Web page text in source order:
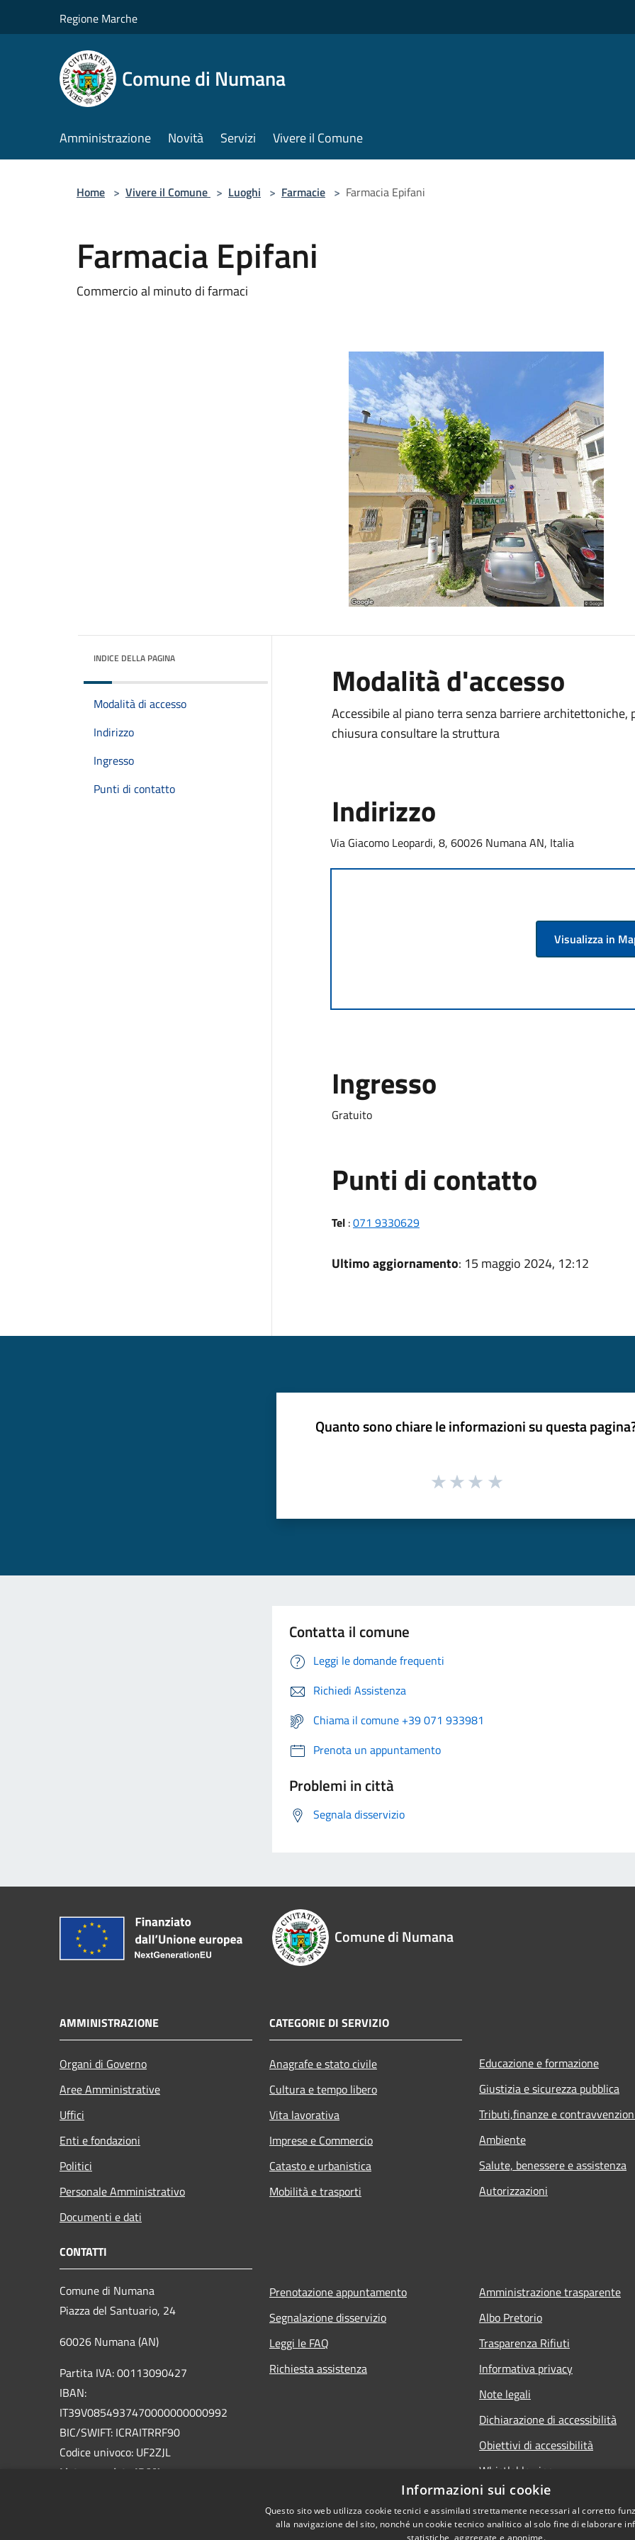
Regione Marche
Comune di Numana
Amministrazione Novità Servizi Vivere il Comune
Home > Vivere il Comune > Luoghi > Farmacie > Farmacia Epifani
Farmacia Epifani
Commercio al minuto di farmaci
INDICE DELLA PAGINA
Modalità di accesso
Indirizzo
Ingresso
Punti di contatto
Modalità d'accesso
Accessibile al piano terra senza barriere
chiusura consultare la struttura
Indirizzo
Via Giacomo Leopardi, 8, 60026 Numana AN, Italia
Visualizza in
Ingresso
Gratuito
Punti di contatto
Tel:071 9330629
Ultimo aggiornamento: 15 maggio 2024, 12:12
Quanto sono chiare le informazioni su questa
Contatta il comune
Leggi le domande frequenti
Richiedi Assistenza
Chiama il comune +39 071 933981
Prenota un appuntamento
Problemi in città
Segnala disservizio
Comune di Numana
AMMINISTRAZIONE
Organi di Governo
Aree Amministrative
Uffici
Enti e fondazioni
Politici
Personale Amministrativo
Documenti e dati
CATEGORIE DI SERVIZIO
Anagrafe e stato civile
Cultura e tempo libero
Vita lavorativa
Imprese e Commercio
Catasto e urbanistica
Mobilità e trasporti
Educazione e formazione
Giustizia e sicurezza pubblica
Tributi,finanze e
Ambiente
Salute, benessere e assistenza
Autorizzazioni
CONTATTI
Comune di Numana
Piazza del Santuario, 24
60026 Numana (AN)
Partita IVA: 00113090427
IBAN:
IT39V0854937470000000000992
BIC/SWIFT: ICRAITRRF90
Codice univoco: UF2ZJL
Lista completa IBAN
Prenotazione appuntamento
Segnalazione disservizio
Leggi le FAQ
Richiesta assistenza
Amministrazione trasparente
Albo Pretorio
Trasparenza Rifiuti
Informativa privacy
Note legali
Dichiarazione di accessibilità
Obiettivi di accessibilità
Whistleblowing
Informazioni sui cookie
Questo sito web utilizza cookie tecnici e assimilati strettamente necessari al corretto
alla navigazione del sito, nonché un cookie tecnico analitico al solo fine di elaborare
statistiche, aggregate e anonime.